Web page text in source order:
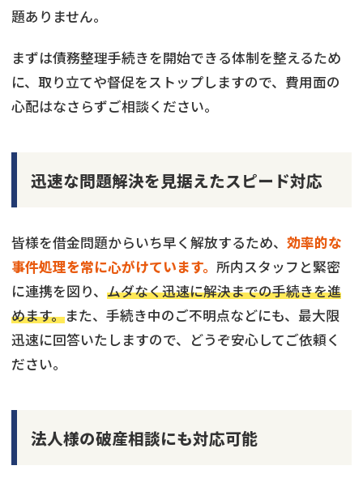
題ありません。
まずは債務整理手続きを開始できる体制を整えるため
に、取り立てや督促をストップしますので、費用面の
心配はなさらずご相談ください。
迅速な問題解決を見据えたスピード対応
皆様を借金問題からいち早く解放するため、 効率的な
事件処理を常に心がけています。 所内スタッフと緊密
に連携を図り、 ムダなく迅速に解決までの手続きを進
めます。また、手続き中のご不明点などにも、最大限
迅速に回答いたしますので、どうぞ安心してご依頼く
ださい。
法人様の破産相談にも対応可能